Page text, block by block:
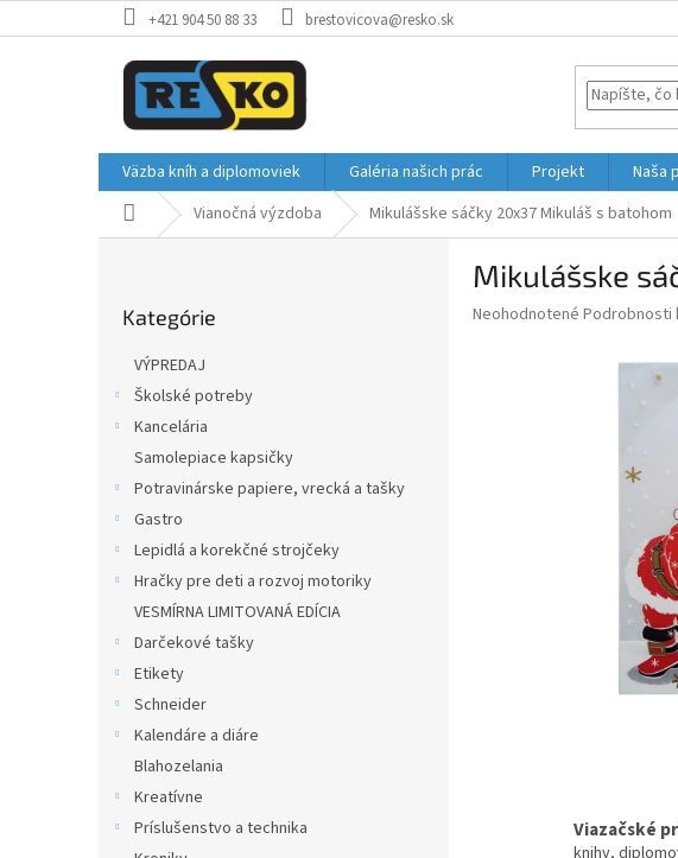
na
+421 904 50 88 33 brestovicova@resko.sk
Väzba kníh a diplomoviek Galéria našich prác Projekt Naša
DomovVianočná výzdoba Mikulášske sáčky 20x37 Mikuláš s batohom
kategórie
Kategórie
VÝPREDAJ
Školské potreby
Kancelária
Samolepiace kapsičky
Potravinárske papiere, vrecká a tašky
Gastro
Lepidlá a korekčné strojčeky
Hračky pre deti a rozvoj motoriky
VESMÍRNA LIMITOVANÁ EDÍCIA
Darčekové tašky
Etikety
Schneider
Kalendáre a diáre
Blahozelania
Kreatívne
Príslušenstvo a technika
Mikulášske
Priemerné
Neohodnotené Podrobnosti
Viazačské